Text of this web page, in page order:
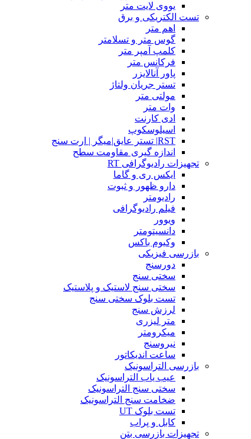
یووی لایت متر
تست الکتریکی و برق
اهم متر
گوس متر و تسلامتر
کلمپ آمپر متر
فرکانس متر
پاور آنالایزر
تستر جریان ولتاژ
مولتی متر
وات متر
ادی کارنت
اسیلوسکوپ
RST| تستر عایق|میگر | ارت سنج
اندازه گیری مقاومت سطح
تجهیزات رادیوگرافی RT
ایکس ری و گاما
دارو ظهور و ثبوت
رادیومتر
فیلم رادیوگرافی
ویوور
دانسیتومتر
وکیوم باکس
بازرسی فیزیکی
دورسنج
سختی سنج
سختی سنج لاستیک و پلاستیک
تست بلوک سختی سنج
لرزش سنج
متر لیزری
میکرومتر
نیروسنج
ساعت اندیکاتور
بازرسی التراسونیک
عیب یاب التراسونیک
سختی سنج التراسونیک
ضخامت سنج التراسونیک
تست بلوک UT
کابل و پراب
تجهیزات بازرسی بتن